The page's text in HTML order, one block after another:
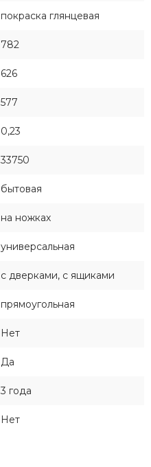
покраска глянцевая
782
626
577
0,23
33750
бытовая
на ножках
универсальная
с дверками, с ящиками
прямоугольная
Нет
Да
3 года
Нет